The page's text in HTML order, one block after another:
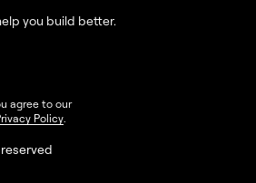
you build better.
agree to our
Policy